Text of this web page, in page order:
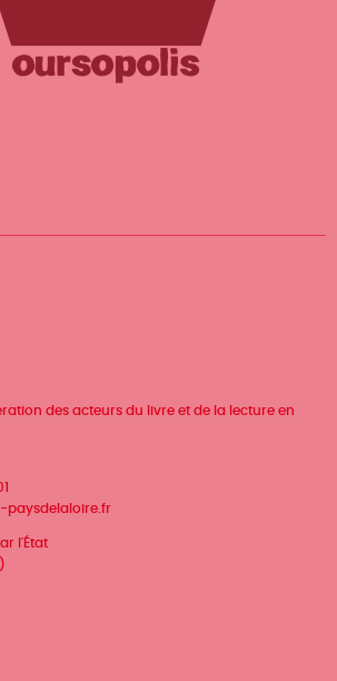
des acteurs du livre et de la lecture en
paysdelaloire.fr
l'État